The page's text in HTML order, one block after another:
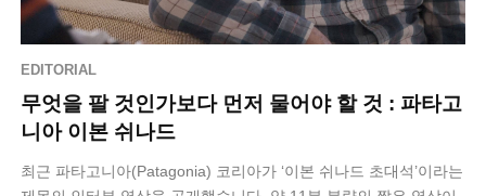
EDITORIAL
무엇을 팔 것인가보다 먼저 물어야 할 것 : 파타고
니아 이본 쉬나드
최근 파타고니아(Patagonia) 코리아가 ‘이본 쉬나드 초대석’​이라는